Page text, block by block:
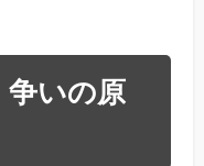
争いの原